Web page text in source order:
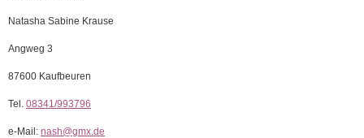
Natasha Sabine Krause
Angweg 3
87600 Kaufbeuren
Tel. 08341/993796
e-Mail: nash@gmx.de